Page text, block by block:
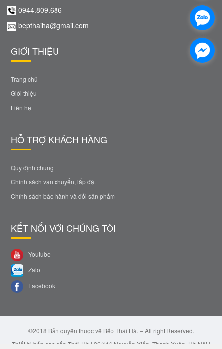
0944.809.686
bepthaiha@gmail.com
GIỚI THIỆU
Trang chủ
Giới thiệu
Liên hệ
HỖ TRỢ KHÁCH HÀNG
Quy định chung
Chính sách vận chuyển, lắp đặt
Chính sách bảo hành và đổi sản phẩm
KẾT NỐI VỚI CHÚNG TÔI
Youtube
Zalo
Facebook
©2018 Bản quyền thuộc về Bếp Thái Hà. – All right Reserved.
Thiết bị bếp cao cấp Thái Hà | 36/116 Nguyễn Xiển, Thanh Xuân, Hà Nội |